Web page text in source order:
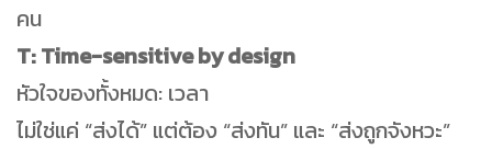
คน
T: Time-sensitive by design
หัวใจของทั้งหมด: เวลา
ไม่ใช่แค่ “ส่งได้” แต่ต้อง “ส่งทัน” และ “ส่งถูกจังหวะ”